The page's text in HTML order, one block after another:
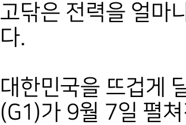
고닦은 전력을 얼마
다.
대한민국을 뜨겁게
(G1)가 9월 7일 펼